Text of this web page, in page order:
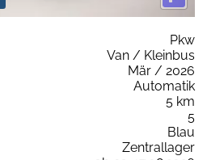
Pkw
Van / Kleinbus
Mär / 2026
Automatik
5 km
5
Blau
Zentrallager